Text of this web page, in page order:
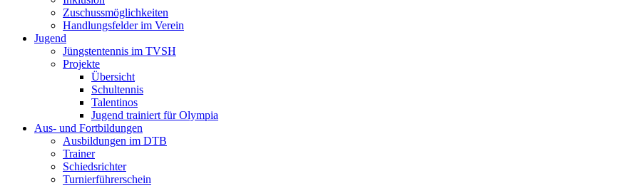
Zuschussmöglichkeiten
Handlungsfelder im Verein
Jugend
Jüngstentennis im TVSH
Projekte
Übersicht
Schultennis
Talentinos
Jugend trainiert für Olympia
Aus- und Fortbildungen
Ausbildungen im DTB
Trainer
Schiedsrichter
Turnierführerschein